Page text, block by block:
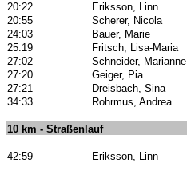
20:22 Eriksson, Linn
20:55
Scherer, Nicola
24:03
Bauer, Marie
25:19
Fritsch, Lisa-Maria
27:02
Schneider, Marianne
27:20
Geiger, Pia
27:21
Dreisbach, Sina
34:33
Rohrmus, Andrea
10 km - Straßenlauf
42:59 Eriksson, Linn